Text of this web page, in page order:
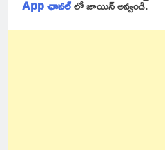
Appఛానల్లో జాయిన్ అవ్వండి.